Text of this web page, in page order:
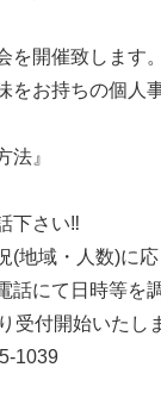
を開催致します。
をお持ちの個人
法』
下さい‼️
(地域・人数)に
話にて日時等を
受付開始いたし
1039